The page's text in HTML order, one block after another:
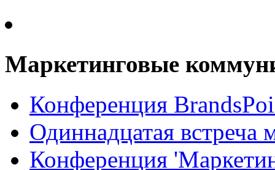
Маркетинговые
Конференция
Одиннадцатая
Конференция